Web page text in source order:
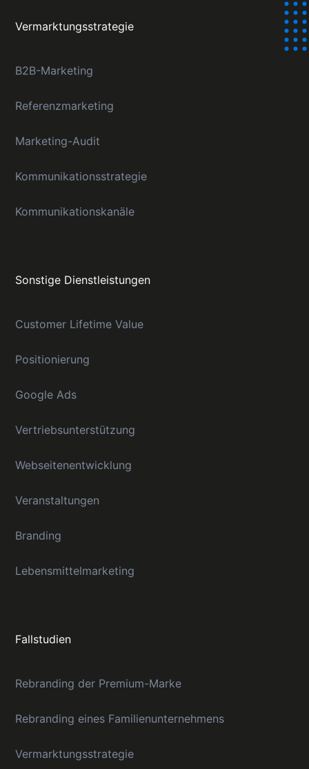
Vermarktungsstrategie
B2B-Marketing
Referenzmarketing
Marketing-Audit
Kommunikationsstrategie
Kommunikationskanäle
Sonstige Dienstleistungen
Customer Lifetime Value
Positionierung
Google Ads
Vertriebsunterstützung
Webseitenentwicklung
Veranstaltungen
Branding
Lebensmittelmarketing
Fallstudien
Rebranding der Premium-Marke
Rebranding eines Familienunternehmens
Vermarktungsstrategie